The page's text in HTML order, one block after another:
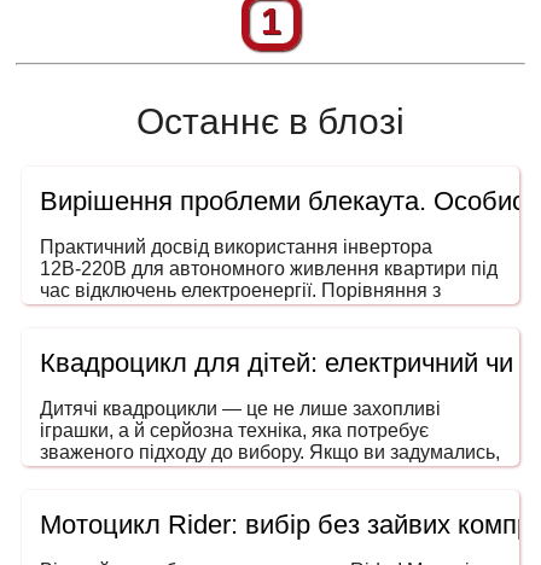
1
Останнє в блозі
Вирішення проблеми блекаута.
Практичний досвід використання інвертора
12В-220В для автономного живлення квартири під
час відключень електроенергії. Порівняння з
генераторами, ДБЖ і power station. На що звертати
Квадроцикл для дітей: електричний чи
Дитячі квадроцикли — це не лише захопливі
іграшки, а й серйозна техніка, яка потребує
зваженого підходу до вибору. Якщо ви задумались,
як обрати квадроцикл для дитини, то ця інструкція
та в межах вашого бюджету. Адже йдеться не
просто про розвагу — мова про безпечний
транспорт, що розвиває координацію, увагу та
Мотоцикл Rider: вибір без зайвих